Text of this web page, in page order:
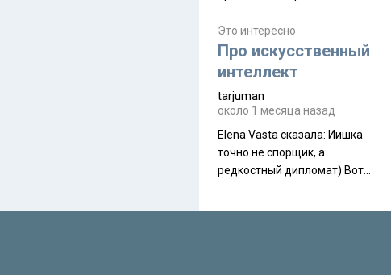
комплектации составляет
около 845 г. Палатка весит
менее
южной тайги
Это интересно
Про искусственный
интеллект
tarjuman
около 1 месяца назад
Elena Vasta сказалa: Иишка
точно не спорщик, а
редкостный дипломат) Вот,